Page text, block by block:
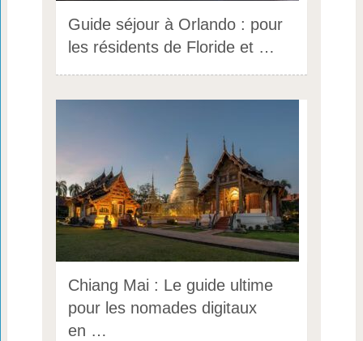
Guide séjour à Orlando : pour
les résidents de Floride et …
Chiang Mai : Le guide ultime
pour les nomades digitaux
en …